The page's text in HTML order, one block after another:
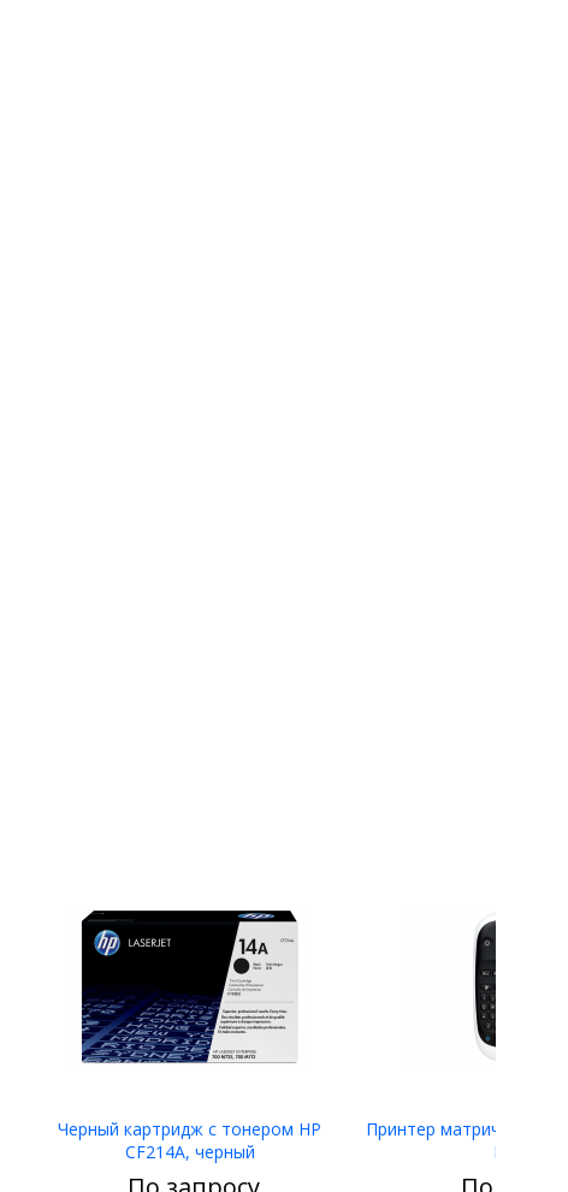
Черный картридж с тонером HP
CF214A, черный
Принтер матричный
LW-400